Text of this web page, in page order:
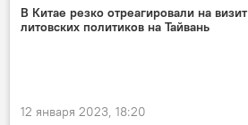
Экономика
Гитанас Науседа
В Китае резко отреагировали на визит
литовских политиков на Тайвань
12 января 2023, 18:20